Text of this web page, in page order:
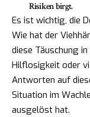
Risiken birgt.
Es ist wichtig, die
Wie hat der
diese Täuschung
Hilflosigkeit oder
Antworten auf
Situation im
ausgelöst hat.